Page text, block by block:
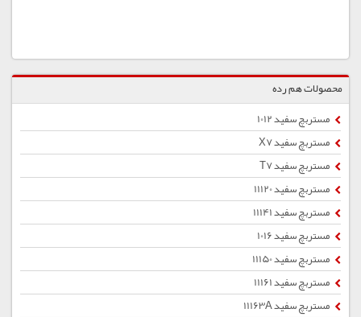
محصولات هم رده
مستربچ سفید 1012
مستربچ سفید X7
مستربچ سفید T7
مستربچ سفید 11120
مستربچ سفید 11141
مستربچ سفید 1016
مستربچ سفید 11150
مستربچ سفید 11161
مستربچ سفید 11163A